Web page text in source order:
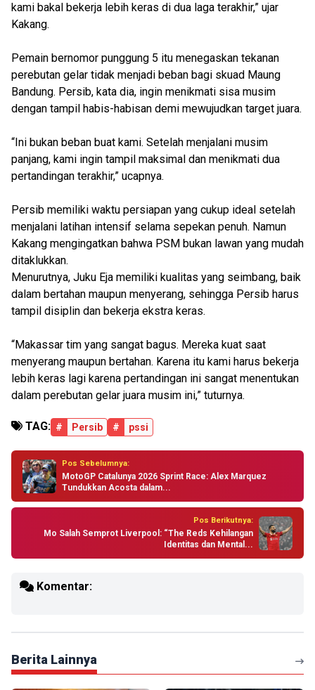
kami bakal bekerja lebih keras di dua laga terakhir,” ujar
Kakang.
Pemain bernomor punggung 5 itu menegaskan tekanan
perebutan gelar tidak menjadi beban bagi skuad Maung
Bandung. Persib, kata dia, ingin menikmati sisa musim
dengan tampil habis-habisan demi mewujudkan target juara.
“Ini bukan beban buat kami. Setelah menjalani musim
panjang, kami ingin tampil maksimal dan menikmati dua
pertandingan terakhir,” ucapnya.
Persib memiliki waktu persiapan yang cukup ideal setelah
menjalani latihan intensif selama sepekan penuh. Namun
Kakang mengingatkan bahwa PSM bukan lawan yang mudah
ditaklukkan.
Menurutnya, Juku Eja memiliki kualitas yang seimbang, baik
dalam bertahan maupun menyerang, sehingga Persib harus
tampil disiplin dan bekerja ekstra keras.
“Makassar tim yang sangat bagus. Mereka kuat saat
menyerang maupun bertahan. Karena itu kami harus bekerja
lebih keras lagi karena pertandingan ini sangat menentukan
dalam perebutan gelar juara musim ini,” tuturnya.
TAG: # Persib # pssi
Pos Sebelumnya:
MotoGP Catalunya 2026 Sprint Race: Alex Marquez
Tundukkan Acosta dalam...
Pos Berikutnya:
Mo Salah Semprot Liverpool: “The Reds Kehilangan
Identitas dan Mental...
Komentar:
Berita Lainnya